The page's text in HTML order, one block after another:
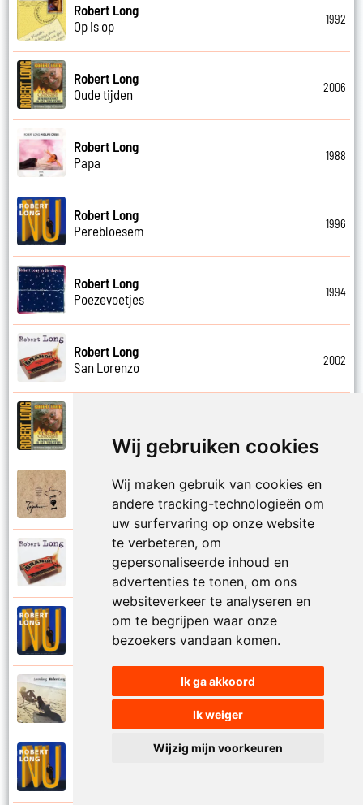
Wij gebruiken cookies
Wij maken gebruik van cookies en
andere tracking-technologieën om
uw surfervaring op onze website
te verbeteren, om
gepersonaliseerde inhoud en
advertenties te tonen, om ons
websiteverkeer te analyseren en
om te begrijpen waar onze
bezoekers vandaan komen.
Ik ga akkoord
Ik weiger
Wijzig mijn voorkeuren
Robert Long
Op is op
1992
Robert Long
Oude tijden
2006
Robert Long
Papa
1988
Robert Long
Perebloesem
1996
Robert Long
Poezevoetjes
1994
Robert Long
San Lorenzo
2002
Schathemelrijk
Tsjechov (Musical)
Schrappen
Seizoenen
Robert Long
Robert Long